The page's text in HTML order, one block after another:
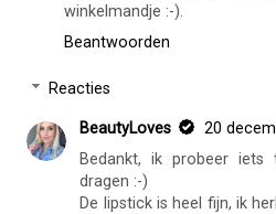
winkelmandje :-).
Beantwoorden
Reacties
BeautyLoves
20
Bedankt, ik probeer
dragen :-)
De lipstick is heel fijn, ik